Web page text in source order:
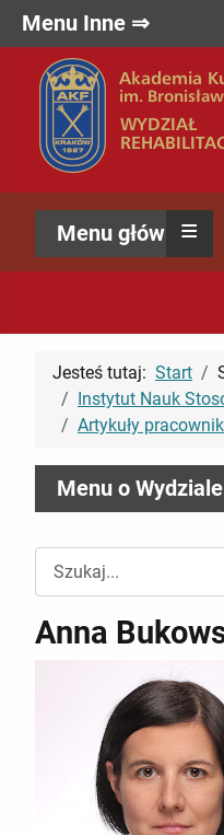
Menu główne ⇒
≡
Jesteś tutaj: Start
Instytut Nauk
Artykuły
Menu o
Anna
Menu Inne ⇒